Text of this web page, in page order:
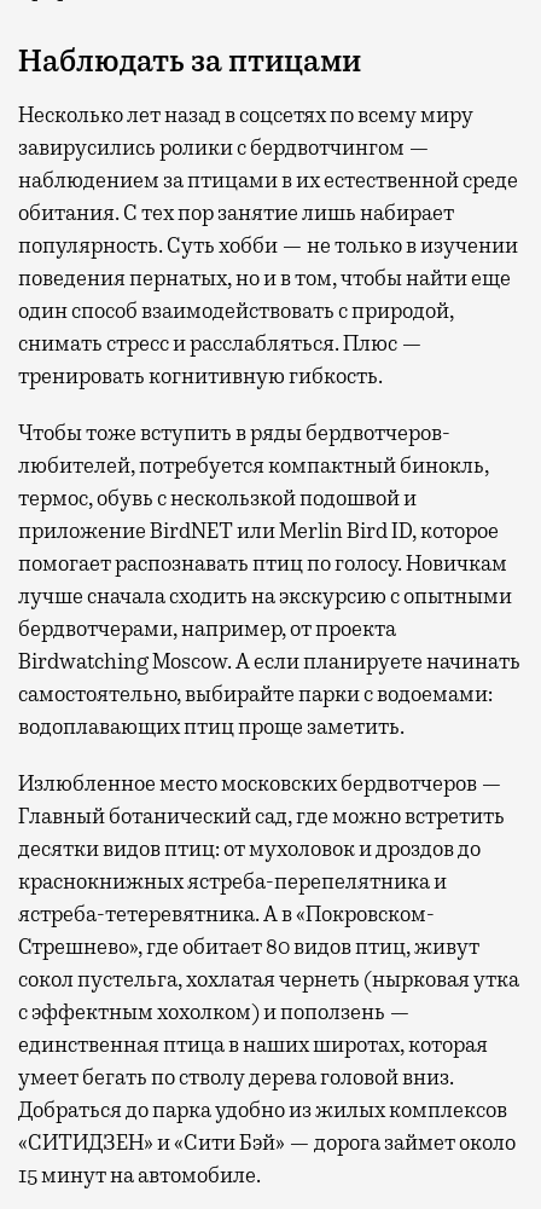
Наблюдать за птицами
Несколько лет назад в соцсетях по всему миру
завирусились ролики с бердвотчингом —
наблюдением за птицами в их естественной среде
обитания. С тех пор занятие лишь набирает
популярность. Суть хобби — не только в изучении
поведения пернатых, но и в том, чтобы найти еще
один способ взаимодействовать с природой,
снимать стресс и расслабляться. Плюс —
тренировать когнитивную гибкость.
Чтобы тоже вступить в ряды бердвотчеров-
любителей, потребуется компактный бинокль,
термос, обувь с нескользкой подошвой и
приложение BirdNET или Merlin Bird ID, которое
помогает распознавать птиц по голосу. Новичкам
лучше сначала сходить на экскурсию с опытными
бердвотчерами, например, от проекта
Birdwatching Moscow. А если планируете начинать
самостоятельно, выбирайте парки с водоемами:
водоплавающих птиц проще заметить.
Излюбленное место московских бердвотчеров —
Главный ботанический сад, где можно встретить
десятки видов птиц: от мухоловок и дроздов до
краснокнижных ястреба-перепелятника и
ястреба-тетеревятника. А в «Покровском-
Стрешнево», где обитает 80 видов птиц, живут
сокол пустельга, хохлатая чернеть (нырковая утка
с эффектным хохолком) и поползень —
единственная птица в наших широтах, которая
умеет бегать по стволу дерева головой вниз.
Добраться до парка удобно из жилых комплексов
«СИТИДЗЕН» и «Сити Бэй» — дорога займет около
15 минут на автомобиле.